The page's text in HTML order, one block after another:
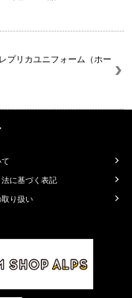
プリカユニフォーム（ホー
に基づく表記
り扱い